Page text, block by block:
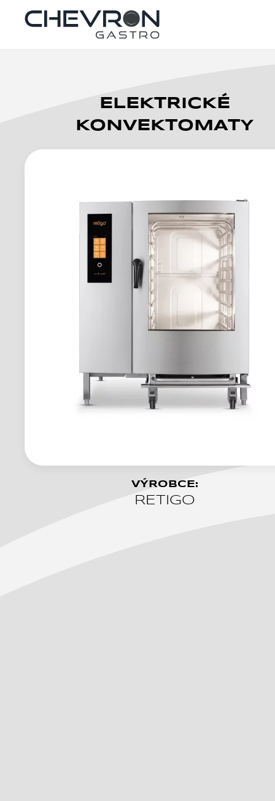
Skip to main content
ELEKTRICKÉ
KONVEKTOMATY
VÝROBCE:
RETIGO